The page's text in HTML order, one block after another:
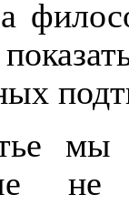
мы